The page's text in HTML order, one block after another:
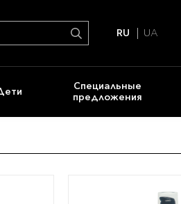
RU UA
Cпециальные
предложения